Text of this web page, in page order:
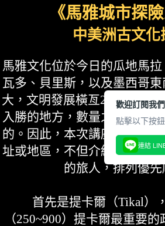
《馬雅城市探
中美洲古文化
馬雅文化位於今日的瓜地馬
瓦多、貝里斯，以及墨西哥
大，文明發展橫亙2000年。
入勝的地方，數量之多，更
的。因此，本次講座介紹三
址或地區，不但介紹馬雅文
的旅人，排列優
首先是提卡爾（Tikal）
（250~900）提卡爾最重要
歡迎訂閱我
點擊以下按
連結